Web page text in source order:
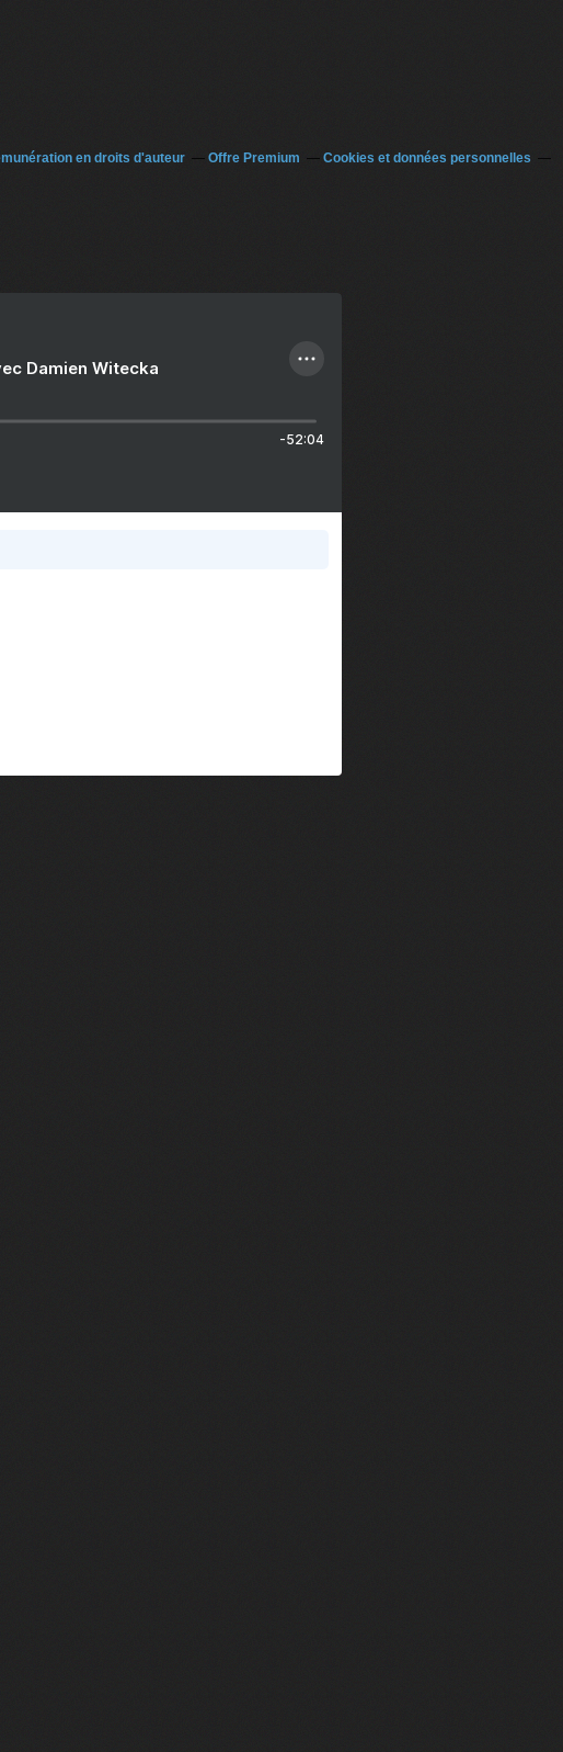
en droits d'auteur Offre Premium
Cookies et données personnelles
Damien Witecka
-52:04